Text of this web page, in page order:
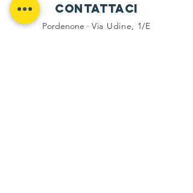
Contattaci
Pordenone ·Via Udine, 1/E